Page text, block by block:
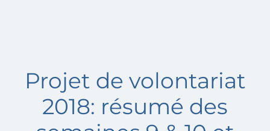
Activités
Projet de volontariat
2018: résumé des